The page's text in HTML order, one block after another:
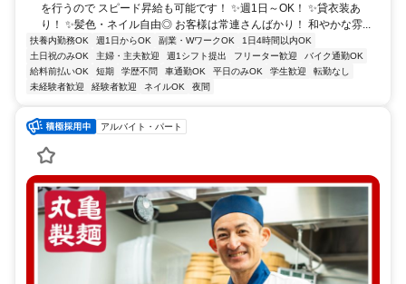
を行うので スピード昇給も可能です！ ✨週1日～OK！ ✨貸衣装あ
り！ ✨髪色・ネイル自由◎ お客様は常連さんばかり！ 和やかな雰...
扶養内勤務OK 週1日からOK 副業・WワークOK
1日4時間以内OK
土日祝のみOK
主婦・主夫歓迎 週1シフト提出 フリーター歓迎
バイク通勤OK
給料前払いOK
短期 学歴不問 車通勤OK 平日のみOK 学生歓迎
転勤なし
未経験者歓迎
経験者歓迎 ネイルOK 夜間
アルバイト・パート